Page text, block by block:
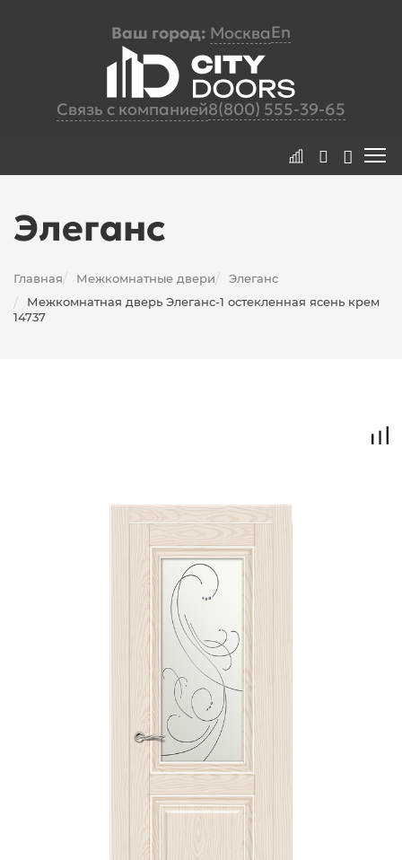
Ваш город: МоскваEn
Связь с компанией8(800) 555-39-65
Элеганс
Главная/ Межкомнатные двери/ Элеганс
/
Межкомнатная дверь Элеганс-1 остекленная ясень крем
14737